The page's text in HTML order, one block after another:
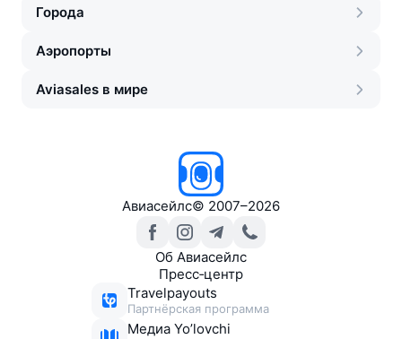
Города
Аэропорты
Aviasales в мире
Авиасейлс© 2007–2026
Об Авиасейлс
Пресс‑центр
Travelpayouts
Партнёрская программа
Медиа Yo’lovchi